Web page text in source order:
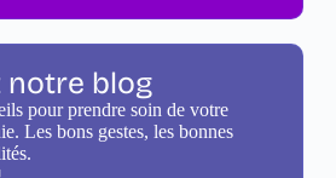
notre blog
pour prendre soin de votre
Les bons gestes, les bonnes